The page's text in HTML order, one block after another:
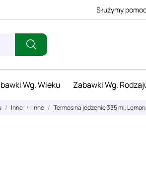
Służymy
Wg. Wieku Zabawki Wg.
Inne Inne Termos na jedzenie 335 ml,